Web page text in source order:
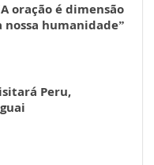
oração é dimensão
humanidade”
Peru,